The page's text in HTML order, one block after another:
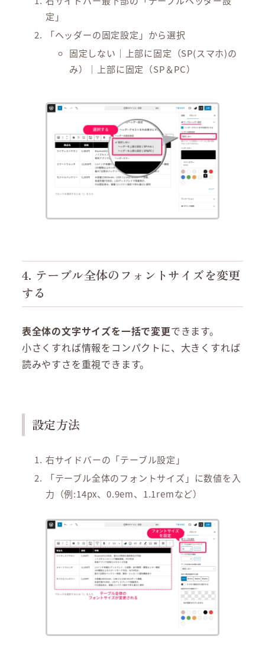
定」
「ヘッダーの固定設定」から選択
固定しない｜上部に固定（SP(スマホ)の
み）｜上部に固定（SP＆PC）
4. テーブル全体のフォントサイズを変更
する
表全体の文字サイズを一括で変更できます。
小さくすれば情報をコンパクトに、大きくすれば
読みやすさを重視できます。
設定方法
右サイドバーの「テーブル設定」
「テーブル全体のフォントサイズ」に数値を入
力（例:14px、0.9em、1.1remなど）